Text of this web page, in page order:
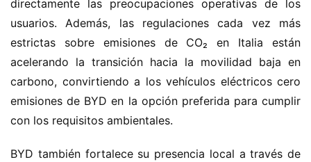
h
i
n
o
C
m
Sign in
directamente las preocupaciones operativas de los
usuarios. Además, las regulaciones cada vez más
estrictas sobre emisiones de CO₂ en Italia están
acelerando la transición hacia la movilidad baja en
carbono, convirtiendo a los vehículos eléctricos cero
emisiones de BYD en la opción preferida para cumplir
con los requisitos ambientales.
BYD también fortalece su presencia local a través de